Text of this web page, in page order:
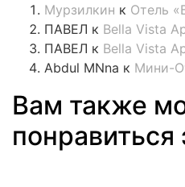
Мурзилкин к Отель
ПАВЕЛ к Bella Vista
ПАВЕЛ к Bella Vista
Abdul MNna к Мини-
Вам также
понравиться